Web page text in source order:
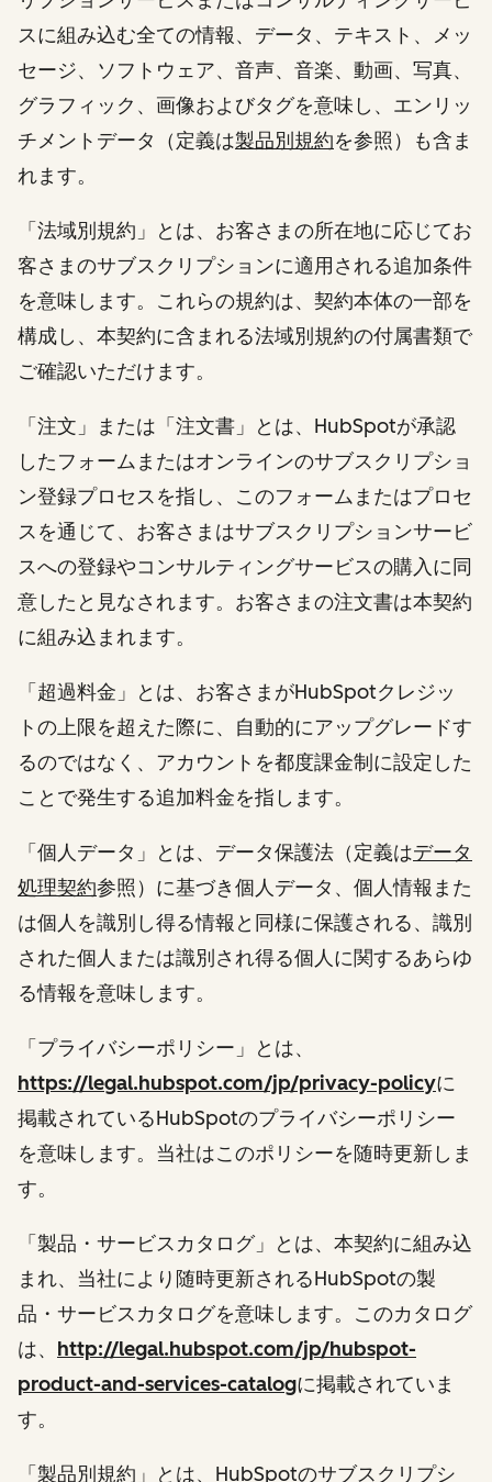
スに組み込む全ての情報、データ、テキスト、メッ
セージ、ソフトウェア、音声、音楽、動画、写真、
グラフィック、画像およびタグを意味し、エンリッ
チメントデータ（定義は製品別規約を参照）も含ま
れます。
「法域別規約」とは、お客さまの所在地に応じてお
客さまのサブスクリプションに適用される追加条件
を意味します。これらの規約は、契約本体の一部を
構成し、本契約に含まれる法域別規約の付属書類で
ご確認いただけます。
「注文」または「注文書」とは、HubSpotが承認
したフォームまたはオンラインのサブスクリプショ
ン登録プロセスを指し、このフォームまたはプロセ
スを通じて、お客さまはサブスクリプションサービ
スへの登録やコンサルティングサービスの購入に同
意したと見なされます。お客さまの注文書は本契約
に組み込まれます。
「超過料金」とは、お客さまがHubSpotクレジッ
トの上限を超えた際に、自動的にアップグレードす
るのではなく、アカウントを都度課金制に設定した
ことで発生する追加料金を指します。
「個人データ」とは、データ保護法（定義はデータ
処理契約参照）に基づき個人データ、個人情報また
は個人を識別し得る情報と同様に保護される、識別
された個人または識別され得る個人に関するあらゆ
る情報を意味します。
「プライバシーポリシー」とは、
https://legal.hubspot.com/jp/privacy-policyに
掲載されているHubSpotのプライバシーポリシー
を意味します。当社はこのポリシーを随時更新しま
す。
「製品・サービスカタログ」とは、本契約に組み込
まれ、当社により随時更新されるHubSpotの製
品・サービスカタログを意味します。このカタログ
は、 http://legal.hubspot.com/jp/hubspot-
product-and-services-catalogに掲載されていま
す。
「製品別規約」とは、HubSpotのサブスクリプシ